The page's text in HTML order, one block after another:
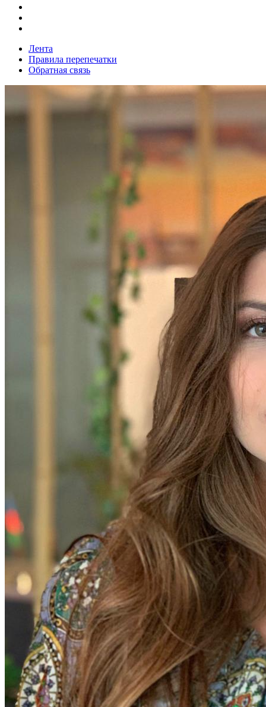
Лента
Правила перепечатки
Обратная связь